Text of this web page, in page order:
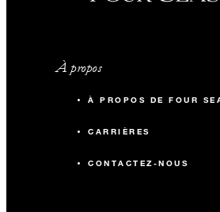
À propos
À PROPOS DE FOUR
CARRIÈRES
CONTACTEZ-NOUS